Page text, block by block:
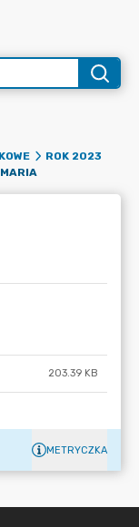
ROK 2023
203.39 KB
METRYCZKA